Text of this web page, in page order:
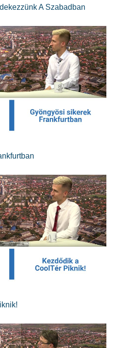
A Szabadban